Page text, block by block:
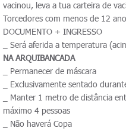
vacinou, leva a tua carteira de
Torcedores com menos de 12
DOCUMENTO + INGRESSO
_ Será aferida a temperatura
NA ARQUIBANCADA
_ Permanecer de máscara
_ Exclusivamente sentado
_ Manter 1 metro de distância
máximo 4 pessoas
_ Não haverá Copa